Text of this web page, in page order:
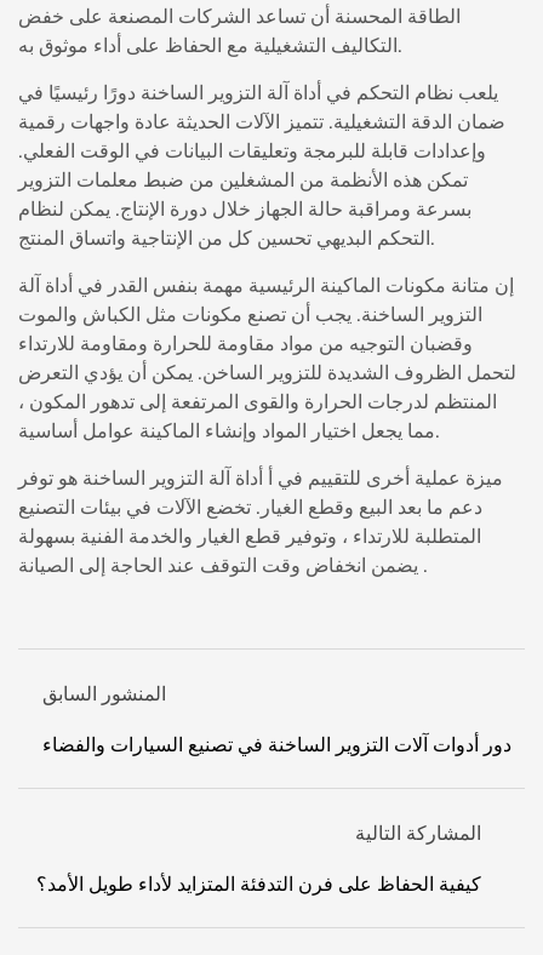
الطاقة المحسنة أن تساعد الشركات المصنعة على خفض
التكاليف التشغيلية مع الحفاظ على أداء موثوق به.
يلعب نظام التحكم في أداة آلة التزوير الساخنة دورًا رئيسيًا في
ضمان الدقة التشغيلية. تتميز الآلات الحديثة عادة واجهات رقمية
وإعدادات قابلة للبرمجة وتعليقات البيانات في الوقت الفعلي.
تمكن هذه الأنظمة من المشغلين من ضبط معلمات التزوير
بسرعة ومراقبة حالة الجهاز خلال دورة الإنتاج. يمكن لنظام
التحكم البديهي تحسين كل من الإنتاجية واتساق المنتج.
إن متانة مكونات الماكينة الرئيسية مهمة بنفس القدر في أداة آلة
التزوير الساخنة. يجب أن تصنع مكونات مثل الكباش والموت
وقضبان التوجيه من مواد مقاومة للحرارة ومقاومة للارتداء
لتحمل الظروف الشديدة للتزوير الساخن. يمكن أن يؤدي التعرض
المنتظم لدرجات الحرارة والقوى المرتفعة إلى تدهور المكون ،
مما يجعل اختيار المواد وإنشاء الماكينة عوامل أساسية.
ميزة عملية أخرى للتقييم في أ أداة آلة التزوير الساخنة هو توفر
دعم ما بعد البيع وقطع الغيار. تخضع الآلات في بيئات التصنيع
المتطلبة للارتداء ، وتوفير قطع الغيار والخدمة الفنية بسهولة
يضمن انخفاض وقت التوقف عند الحاجة إلى الصيانة .
المنشور السابق
دور أدوات آلات التزوير الساخنة في تصنيع السيارات والفضاء
المشاركة التالية
كيفية الحفاظ على فرن التدفئة المتزايد لأداء طويل الأمد؟